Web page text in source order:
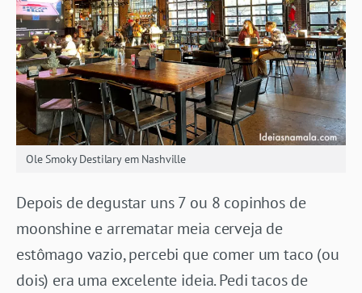
Ole Smoky Destilary em Nashville
Depois de degustar uns 7 ou 8 copinhos de
moonshine e arrematar meia cerveja de
estômago vazio, percebi que comer um taco (ou
dois) era uma excelente ideia. Pedi tacos de